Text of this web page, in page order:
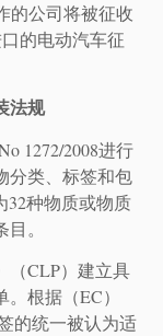
的公司将被征收
的电动汽车征
法规
1272/2008进行
分类、标签和包
32种物质或物质
。
（CLP）建立具
根据（EC）
的统一被认为适